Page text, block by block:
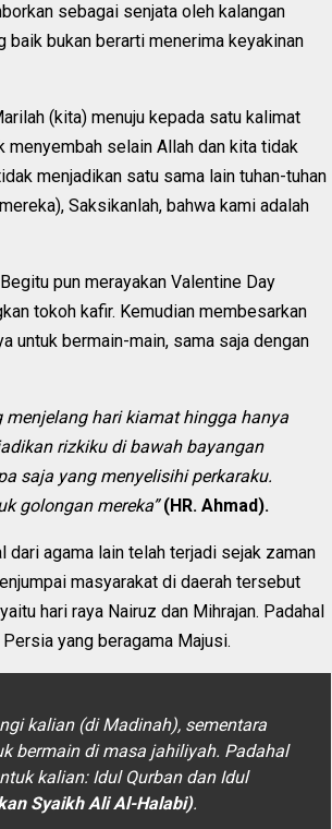
sebagai senjata oleh kalangan
baik bukan berarti menerima keyakinan
(kita) menuju kepada satu kalimat
menyembah selain Allah dan kita tidak
menjadikan satu sama lain tuhan-tuhan
Saksikanlah, bahwa kami adalah
pun merayakan Valentine Day
tokoh kafir. Kemudian membesarkan
untuk bermain-main, sama saja dengan
menjelang hari kiamat hingga hanya
rizkiku di bawah bayangan
saja yang menyelisihi perkaraku.
golongan mereka”(HR. Ahmad).
dari agama lain telah terjadi sejak zaman
masyarakat di daerah tersebut
hari raya Nairuz dan Mihrajan. Padahal
yang beragama Majusi.
kalian (di Madinah), sementara
bermain di masa jahiliyah. Padahal
kalian: Idul Qurban dan Idul
Syaikh Ali Al-Halabi).